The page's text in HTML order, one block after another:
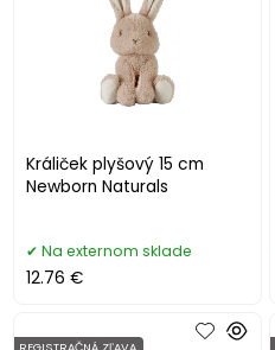
Králiček plyšový 15 cm
Newborn Naturals
Na externom sklade
12.76 €